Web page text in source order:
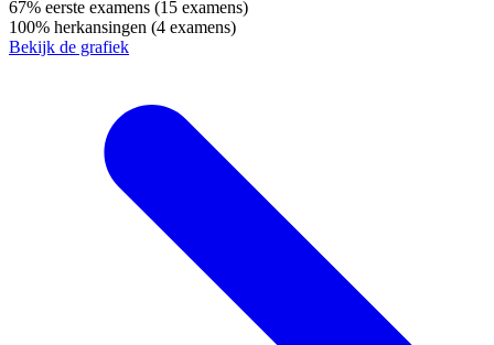
67% eerste examens (15 examens)
100% herkansingen (4 examens)
Bekijk de grafiek